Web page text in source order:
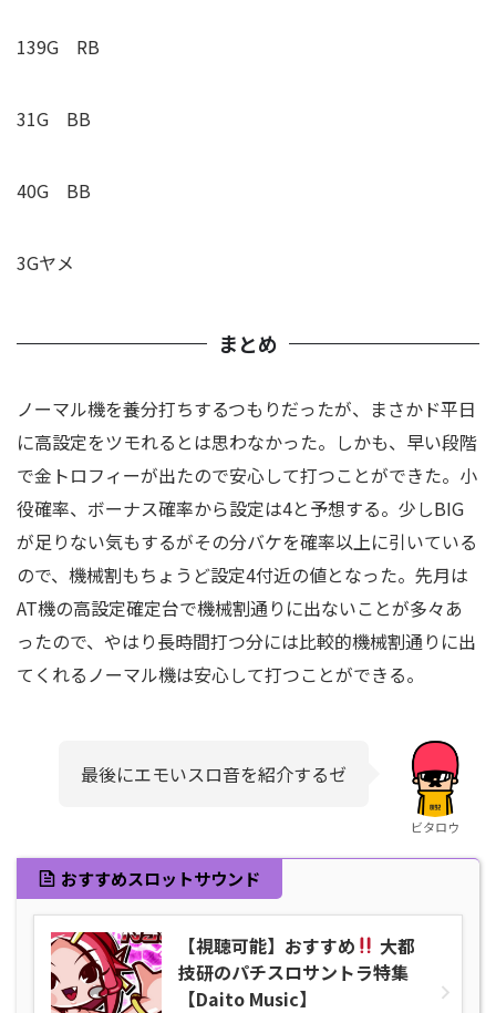
139G RB
31G BB
40G BB
3Gヤメ
まとめ
ノーマル機を養分打ちするつもりだったが、まさかド平日
に高設定をツモれるとは思わなかった。しかも、 早い段階
で金トロフィーが出たので安心して打つことができた。小
役確率、ボーナス確率から設定は4と予想する。少しBIG
が足りない気もするがその分バケを確率以上に引いている
ので、機械割もちょうど設定4付近の値となった。先月は
AT機の高設定確定台で機械割通りに出ないことが多々あ
ったので、やはり長時間打つ分には比較的機械割通りに出
てくれるノーマル機は安心して打つことができる。
最後にエモいスロ音を紹介するゼ
ビタロウ
おすすめスロットサウンド
【視聴可能】おすすめ
大都
技研のパチスロサントラ特集
【Daito Music】